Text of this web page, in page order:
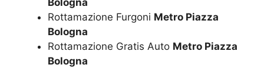
Bologna
Rottamazione Furgoni Metro Piazza
Bologna
Rottamazione Gratis Auto Metro Piazza
Bologna